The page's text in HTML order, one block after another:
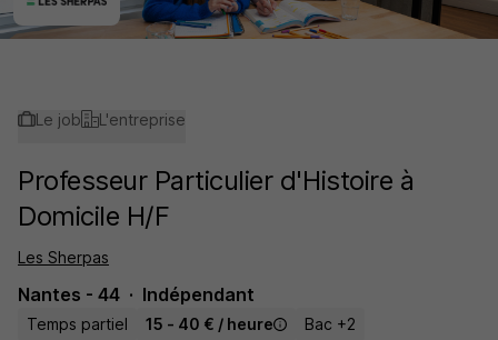
Le job L'entreprise
Professeur Particulier d'Histoire à
Domicile H/F
Les Sherpas
Nantes - 44 Indépendant
Temps partiel 15 - 40 € / heure
Bac +2